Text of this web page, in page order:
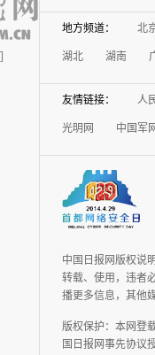
地方频道： 北
湖北 湖南
友情链接： 人
光明网 中国军
中国日报网版权说
转载、使用，违者
播更多信息，其他
版权保护：本网登
国日报网事先协议